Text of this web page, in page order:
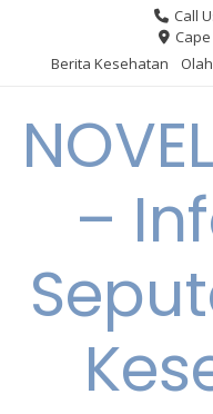
content
Call
Berita Kesehatan
–